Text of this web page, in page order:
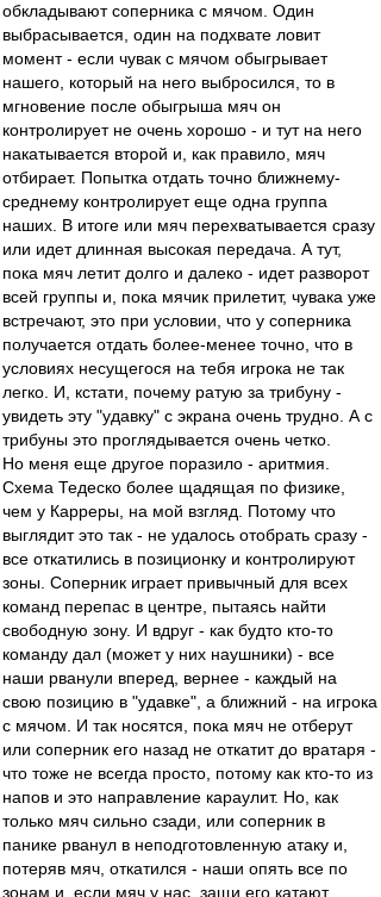
обкладывают соперника с мячом. Один
выбрасывается, один на подхвате ловит
момент - если чувак с мячом обыгрывает
нашего, который на него выбросился, то в
мгновение после обыгрыша мяч он
контролирует не очень хорошо - и тут на него
накатывается второй и, как правило, мяч
отбирает. Попытка отдать точно ближнему-
среднему контролирует еще одна группа
наших. В итоге или мяч перехватывается сразу
или идет длинная высокая передача. А тут,
пока мяч летит долго и далеко - идет разворот
всей группы и, пока мячик прилетит, чувака уже
встречают, это при условии, что у соперника
получается отдать более-менее точно, что в
условиях несущегося на тебя игрока не так
легко. И, кстати, почему ратую за трибуну -
увидеть эту "удавку" с экрана очень трудно. А с
трибуны это проглядывается очень четко.
Но меня еще другое поразило - аритмия.
Схема Тедеско более щадящая по физике,
чем у Карреры, на мой взгляд. Потому что
выглядит это так - не удалось отобрать сразу -
все откатились в позиционку и контролируют
зоны. Соперник играет привычный для всех
команд перепас в центре, пытаясь найти
свободную зону. И вдруг - как будто кто-то
команду дал (может у них наушники) - все
наши рванули вперед, вернее - каждый на
свою позицию в "удавке", а ближний - на игрока
с мячом. И так носятся, пока мяч не отберут
или соперник его назад не откатит до вратаря -
что тоже не всегда просто, потому как кто-то из
напов и это направление караулит. Но, как
только мяч сильно сзади, или соперник в
панике рванул в неподготовленную атаку и,
потеряв мяч, откатился - наши опять все по
зонам и, если мяч у нас, защи его катают